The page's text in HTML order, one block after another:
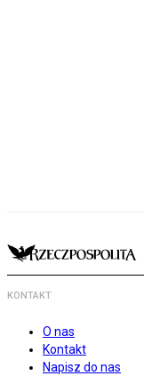
KONTAKT
O nas
Kontakt
Napisz do nas